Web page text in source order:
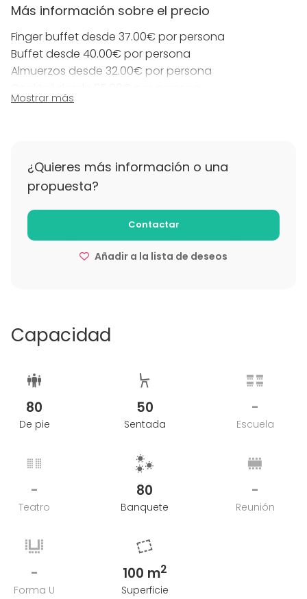
se unen para crear momentos inolvidables. Ya sea
para una reunión con amigos o una celebración
especial, aquí encontrarás la mezcla perfecta de
elegancia, sabor y hospitalidad.
centro de la ciudad cobra vida, las Ramblas destilan
Más información sobre el precio
Finger buffet desde 37.00€ por persona
Buffet desde 40.00€ por persona
Almuerzos desde 32.00€ por persona
Cenas desde 40.00€ por persona
Mostrar más
¿Quieres más información o una
propuesta?
Contactar
Añadir a la lista de deseos
Capacidad
80
De pie
50
Sentada
-
Escuela
-
Teatro
80
Banquete
-
Reunión
-
Forma U
100 m2
Superficie